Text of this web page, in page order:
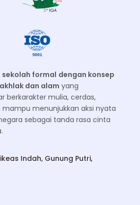
sekolah formal dengan konsep
dan alam yang
berkarakter mulia, cerdas,
menunjukkan aksi nyata
sebagai tanda rasa cinta
Indah, Gunung Putri,